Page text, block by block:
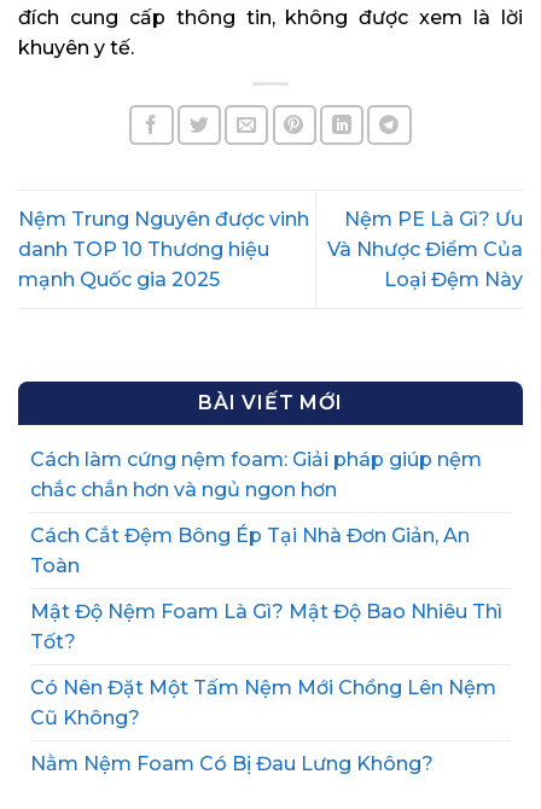
đích cung cấp thông tin, không được xem là lời
khuyên y tế.
Nệm Trung Nguyên được vinh
danh TOP 10 Thương hiệu
mạnh Quốc gia 2025
Nệm PE Là Gì? Ưu
Và Nhược Điểm Của
Loại Đệm Này
BÀI VIẾT MỚI
Cách làm cứng nệm foam: Giải pháp giúp nệm
chắc chắn hơn và ngủ ngon hơn
Cách Cắt Đệm Bông Ép Tại Nhà Đơn Giản, An
Toàn
Mật Độ Nệm Foam Là Gì? Mật Độ Bao Nhiêu Thì
Tốt?
Có Nên Đặt Một Tấm Nệm Mới Chồng Lên Nệm
Cũ Không?
Nằm Nệm Foam Có Bị Đau Lưng Không?